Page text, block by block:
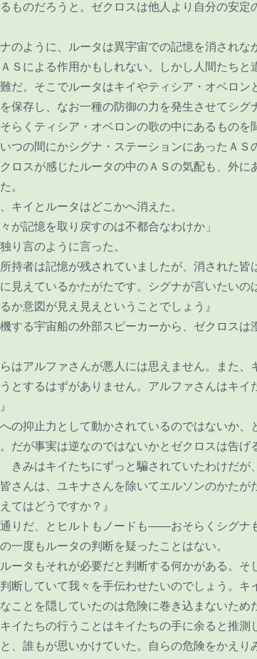
ものだろうと。ゼクロスは他人より自分の安定
のように、ルータは異宇宙での記憶を消されな
Ｓによる作用かもしれない。しかし人間たちと
だ。そこでルータはキイやティシア・オベロン
保存し、なお一種の防御の力を発生させてシグ
らくティシア・オベロンの歌の中にあるものを
つの間にかシグナ・ステーションにあったＡＳ
ロスが感じたルータの中のＡＳの気配も、外に
。
キイとルータはどこかへ消えた。
が記憶を取り戻すのは不都合なわけか」
り言のように言った。
持者は記憶が残されていましたが、消された皆
見えているかたがたです。シグナが言いたいの
か意図が見え見えということでしょう』
する宇宙船の外部スピーカーから、ゼクロスは
らはアルファさんが悪人には思えません。また、
とするはずがありません。アルファさんはキイ
の抑止力として動かされているのではないか、
だが事実は逆なのではないかとゼクロスは告げ
きみはキイたちにずっと騙されていたわけだが
さんは、ユキナさんを除いてエルソンのかたが
てはどうですか？』
りだ、とヒルトもノードも――おそらくシグナ
一度もルータの判断を疑ったことはない。
ータもそれが必要だと判断する何かがある。そ
断していて我々を手伝わせたいのでしょう。キ
ことを隠していたのは危険に巻き込まないため
イたちの行うことはキイたちの手に余ると推測
、誰もが思いかけていた。自らの危険をかえり